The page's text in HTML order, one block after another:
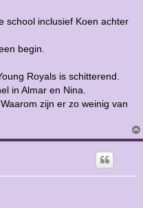
school inclusief Koen achter
begin.
Royals is schitterend.
in Almar en Nina.
zijn er zo weinig van